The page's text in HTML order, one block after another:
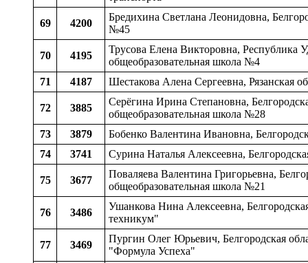
69 4200
Бредихина Светлана Леонидовна,
№45
70 4195
Трусова Елена Викторовна,
общеобразовательная школа №4
71
4187 Шестакова Алена Сергеевна, Рязанская
72 3885
Серёгина Ирина Степановна,
общеобразовательная школа №28
73
3879
Бобенко Валентина Ивановна,
74
3741 Сурина Наталья Алексеевна,
75 3677
Поваляева Валентина Григорьевна,
общеобразовательная школа №21
76 3486
Ушанкова Нина Алексеевна,
техникум"
77 3469
Пургин Олег Юрьевич, Белгородская
"Формула Успеха"